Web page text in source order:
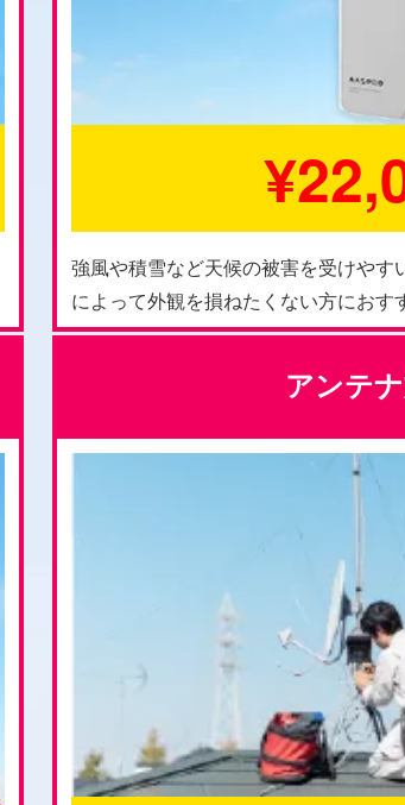
強風や積雪など天候の被害を受けや
によって外観を損ねたくない方におす
アンテ